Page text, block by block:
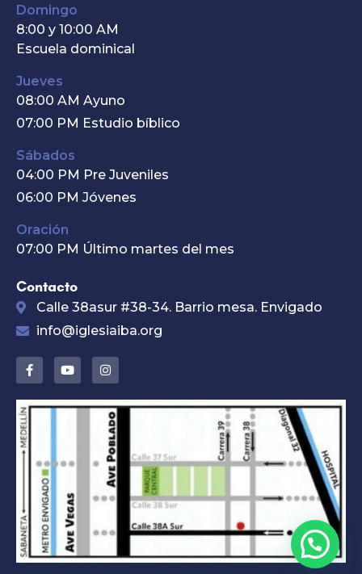
Domingo
8:00 y 10:00 AM
Escuela dominical
Jueves
08:00 AM Ayuno
07:00 PM Estudio bíblico
Sábados
04:00 PM Pre Juveniles
06:00 PM Jóvenes
Oración
07:00 PM Último martes del mes
Contacto
Calle 38asur #38-34. Barrio mesa. Envigado
info@iglesiaiba.org